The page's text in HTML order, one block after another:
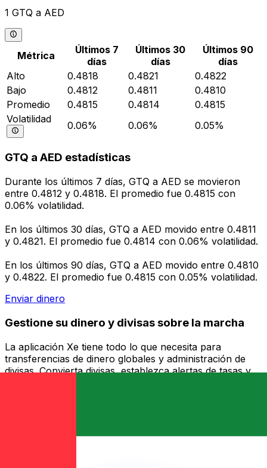
1 GTQ a AED
Métrica
Últimos 7
días
Últimos 30
días
Últimos 90
días
Alto
0.4818 0.4821
0.4822
Bajo
0.4812 0.4811
0.4810
Promedio
0.4815 0.4814
0.4815
Volatilidad
0.06% 0.06% 0.05%
GTQ a AED estadísticas
Durante los últimos 7 días, GTQ a AED se movieron
entre 0.4812 y 0.4818. El promedio fue 0.4815 con
0.06% volatilidad.
En los últimos 30 días, GTQ a AED movido entre 0.4811
y 0.4821. El promedio fue 0.4814 con 0.06% volatilidad.
En los últimos 90 días, GTQ a AED movido entre 0.4810
y 0.4822. El promedio fue 0.4815 con 0.05% volatilidad.
Enviar dinero
Gestione su dinero y divisas sobre la marcha
La aplicación Xe tiene todo lo que necesita para
transferencias de dinero globales y administración de
divisas. Convierta divisas, establezca alertas de tasas y